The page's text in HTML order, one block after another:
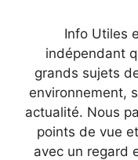
Info Utiles
indépendant
grands sujets
environnement,
actualité. Nous
points de vue
avec un regard